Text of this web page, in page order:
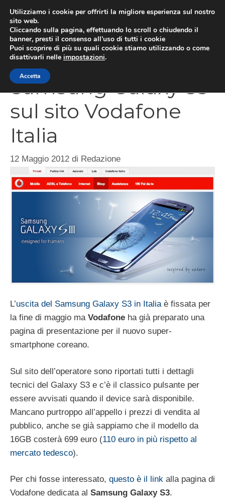
contenuto
Samsung Galaxy S3
sul sito Vodafone
Italia
12 Maggio 2012 di Redazione
L’uscita del Samsung Galaxy S3 in Italiaè fissata per
la fine di maggio ma Vodafone ha già preparato una
pagina di presentazione per il nuovo super-
smartphone coreano.
Sul sito dell’operatore sono riportati tutti i dettagli
tecnici del Galaxy S3 e c’è il classico pulsante per
essere avvisati quando il device sarà disponibile.
Mancano purtroppo all’appello i prezzi di vendita al
pubblico, anche se già sappiamo che il modello da
16GB costerà 699 euro (110 euro in più rispetto al
mercato tedesco).
Per chi fosse interessato, questo è il link alla pagina di
Vodafone dedicata al Samsung Galaxy S3.
Utilizziamo i cookie per offrirti la migliore esperienza sul nostro
sito web.
Cliccando sulla pagina, effettuando lo scroll o chiudendo il
banner, presti il consenso all’uso di tutti i cookie
Puoi scoprire di più su quali cookie stiamo utilizzando o come
disattivarli nelle impostazioni.
Accetta